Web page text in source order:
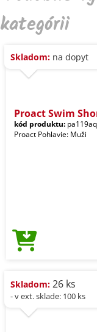
kategórii
Skladom: na dopyt
Proact Swim
kód produktu:
Proact Pohlavie: Muži
Skladom: 26 ks
- v ext. sklade: 100 ks